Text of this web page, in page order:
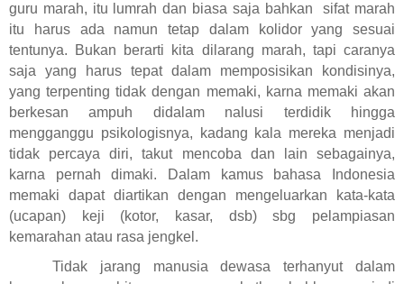
guru marah, itu lumrah dan biasa saja bahkan
sifat marah
itu harus ada namun tetap dalam kolidor yang sesuai
tentunya. Bukan berarti kita dilarang marah, tapi caranya
saja yang harus tepat dalam memposisikan kondisinya,
yang terpenting tidak dengan memaki, karna memaki akan
berkesan ampuh didalam nalusi terdidik hingga
mengganggu psikologisnya, kadang kala mereka menjadi
tidak percaya diri, takut mencoba dan lain sebagainya,
karna pernah dimaki. Dalam kamus bahasa Indonesia
memaki dapat diartikan dengan mengeluarkan kata-kata
(ucapan) keji (kotor, kasar, dsb) sbg pelampiasan
kemarahan atau rasa jengkel.
Tidak jarang manusia dewasa terhanyut dalam